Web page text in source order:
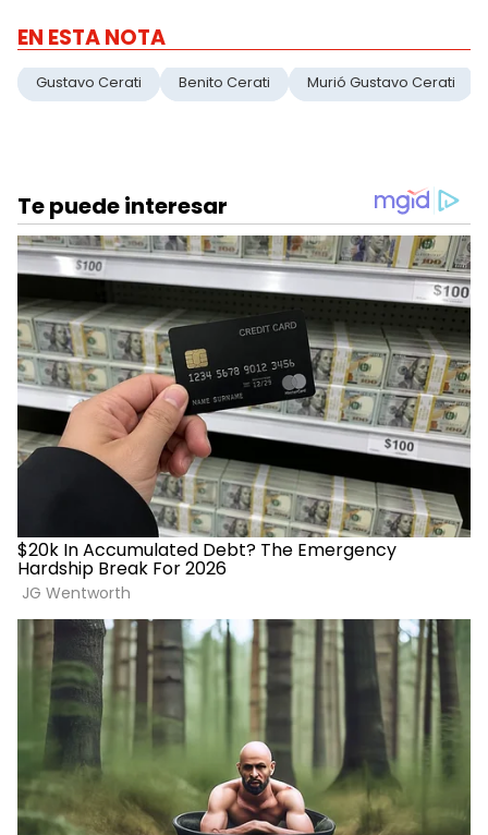
EN ESTA NOTA
Gustavo Cerati Benito Cerati Murió Gustavo Cerati